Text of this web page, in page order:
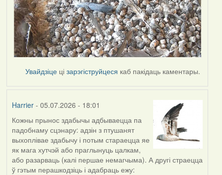
Увайдзіце цізарэгіструйцеся каб пакідаць каментары.
Harrier- 05.07.2026 - 18:01
Кожны прынос здабычы адбываецца па
падобнаму сцэнару: адзін з птушанят
выхоплівае здабычу і потым стараецца яе
як мага хутчэй або праглынуць цалкам,
або разарваць (калі першае немагчыма). А другі страецца
ў гэтым перашкодзіць і адабраць ежу: